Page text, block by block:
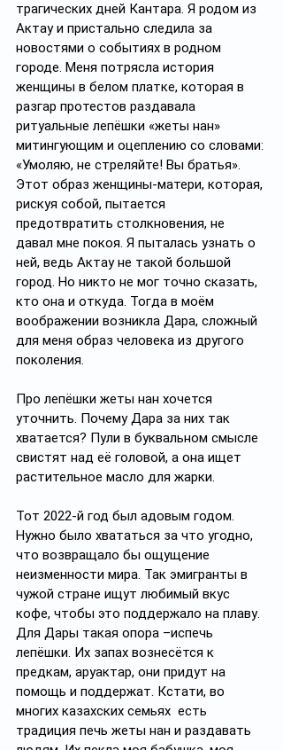
трагических дней Кантара. Я родом из
Актау и пристально следила за
новостями о событиях в родном
городе. Меня потрясла история
женщины в белом платке, которая в
разгар протестов раздавала
ритуальные лепёшки «жеты нан»
митингующим и оцеплению со словами:
«Умоляю, не стреляйте! Вы братья».
Этот образ женщины-матери, которая,
рискуя собой, пытается
предотвратить столкновения, не
давал мне покоя. Я пыталась узнать о
ней, ведь Актау не такой большой
город. Но никто не мог точно сказать,
кто она и откуда. Тогда в моём
воображении возникла Дара, сложный
для меня образ человека из другого
поколения.
Про лепёшки жеты нан хочется
уточнить. Почему Дара за них так
хватается? Пули в буквальном смысле
свистят над её головой, а она ищет
растительное масло для жарки.
Тот 2022-й год был адовым годом.
Нужно было хвататься за что угодно,
что возвращало бы ощущение
неизменности мира. Так эмигранты в
чужой стране ищут любимый вкус
кофе, чтобы это поддержало на плаву.
Для Дары такая опора –испечь
лепёшки. Их запах вознесётся к
предкам, аруактар, они придут на
помощь и поддержат. Кстати, во
многих казахских семьях  есть
традиция печь жеты нан и раздавать